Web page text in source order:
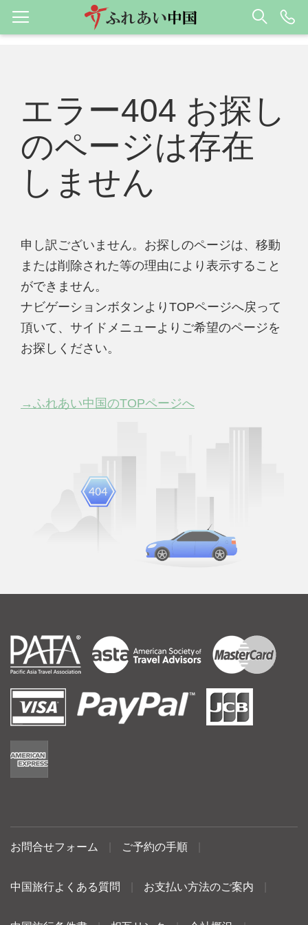
エラー404 お探し
のページは存在
しません
申し訳ございません。お探しのページは、移動
または削除された等の理由により表示すること
ができません。
ナビゲーションボタンよりTOPページへ戻って
頂いて、サイドメニューよりご希望のページを
お探しください。
→ふれあい中国のTOPページへ
お問合せフォーム ご予約の手順
中国旅行よくある質問 お支払い方法のご案内